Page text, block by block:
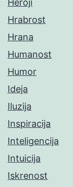
Heroji
Hrabrost
Hrana
Humanost
Humor
Ideja
Iluzija
Inspiracija
Inteligencija
Intuicija
Iskrenost